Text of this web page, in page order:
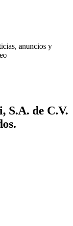
anuncios y
S.A. de C.V.